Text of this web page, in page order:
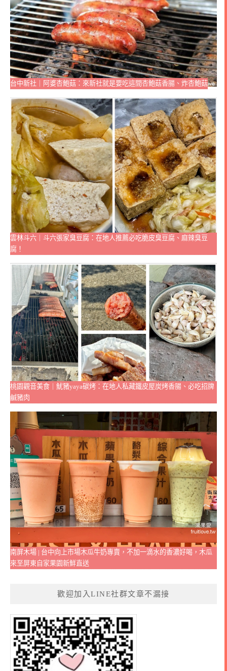
台中新社｜阿婆杏鮑菇：來新社就是要吃這間杏鮑菇香腸、炸杏鮑菇
雲林斗六｜斗六張家臭豆腐：在地人推薦必吃脆皮臭豆腐、麻辣臭豆
腐！
桃園觀音美食｜魷豬yaya碳烤：在地人私藏鐵皮屋炭烤香腸、必吃招牌
鹹豬肉
南屏木場 | 台中向上市場木瓜牛奶專賣，不加一滴水的香濃好喝，木瓜
來至屏東自家果園新鮮直送
歡迎加入LINE社群文章不漏接